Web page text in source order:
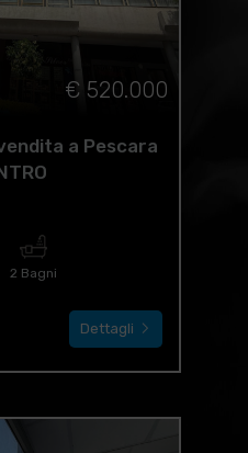
€ 520.000
a Pescara
2 Bagni
Dettagli